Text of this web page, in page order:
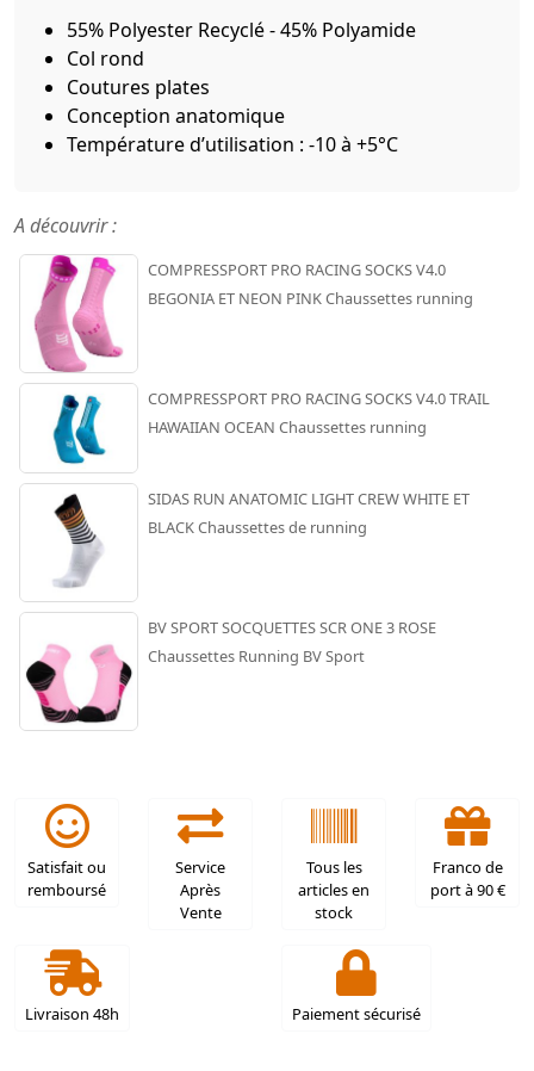
55% Polyester Recyclé - 45% Polyamide
Col rond
Coutures plates
Conception anatomique
Température d’utilisation : -10 à +5°C
A découvrir :
COMPRESSPORT PRO RACING SOCKS V4.0
BEGONIA ET NEON PINK Chaussettes running
COMPRESSPORT PRO RACING SOCKS V4.0 TRAIL
HAWAIIAN OCEAN Chaussettes running
SIDAS RUN ANATOMIC LIGHT CREW WHITE ET
BLACK Chaussettes de running
BV SPORT SOCQUETTES SCR ONE 3 ROSE
Chaussettes Running BV Sport
Satisfait ou
remboursé
Service
Après
Vente
Tous les
articles en
stock
Franco de
port à 90 €
Livraison 48h Paiement sécurisé